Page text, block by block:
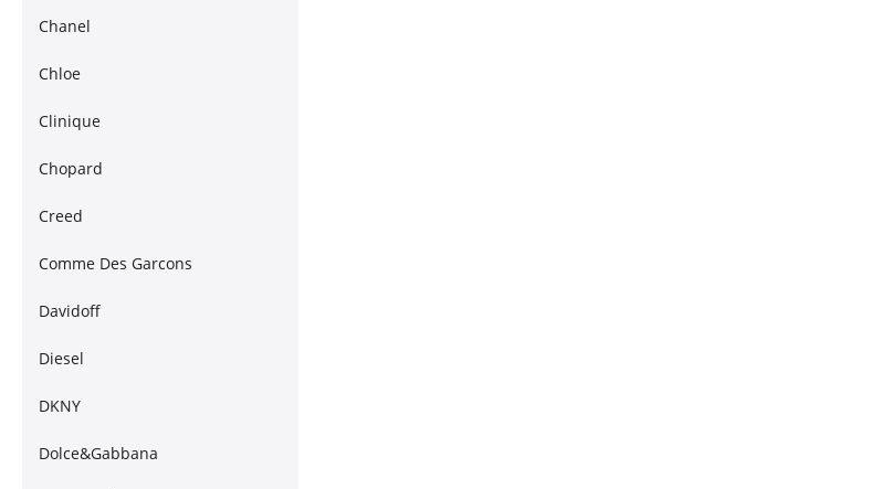
Chanel
Chloe
Clinique
Chopard
Creed
Comme Des Garcons
Davidoff
Diesel
DKNY
Dolce&Gabbana